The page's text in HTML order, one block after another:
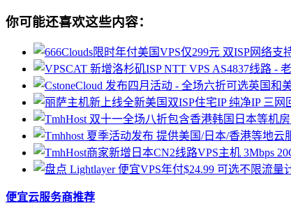
你可能还喜欢这些内容：
便宜云服务商推荐